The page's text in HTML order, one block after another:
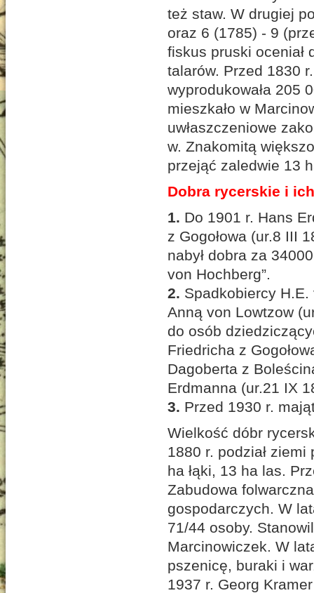
też staw. W drugiej
oraz 6 (1785) - 9
fiskus pruski oceniał
talarów. Przed 1830
wyprodukowała 205
mieszkało w
uwłaszczeniowe
w. Znakomitą
przejąć zaledwie 13
Dobra rycerskie i
1. Do 1901 r. Hans
z Gogołowa (ur.8 III
nabył dobra za
von Hochberg”.
2. Spadkobiercy
Anną von Lowtzow
do osób
Friedricha z
Dagoberta z
Erdmanna (ur.21 IX
3. Przed 1930 r.
Wielkość dóbr
1880 r. podział
ha łąki, 13 ha las.
Zabudowa
gospodarczych. W
71/44 osoby.
Marcinowiczek. W
pszenicę, buraki i
1937 r. Georg